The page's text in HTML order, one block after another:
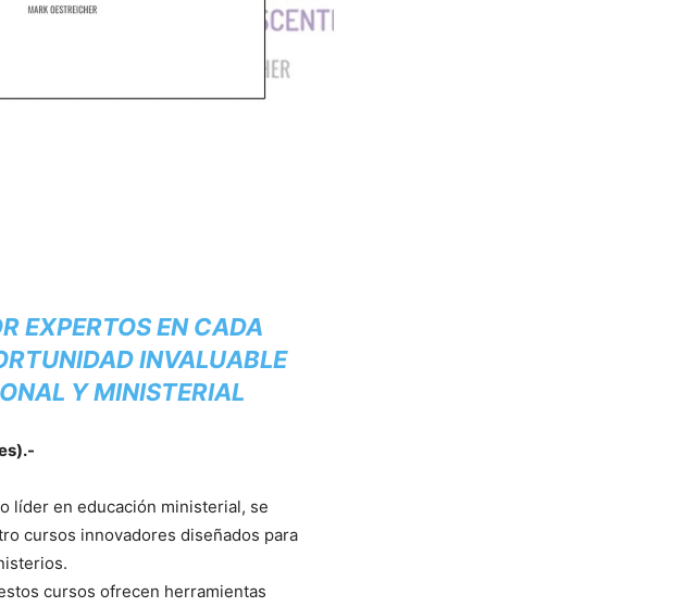
EXPERTOS EN CADA
INVALUABLE
Y MINISTERIAL
líder en educación ministerial, se
cursos innovadores diseñados para
cursos ofrecen herramientas